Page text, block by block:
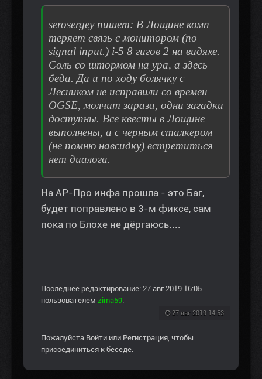
serosergey пишет: В Лощине комп
теряет связь с монитором (no
signal input.) i-5 8 гигов 2 на видяхе.
Соль со штормом на ура, а здесь
беда. Да и по ходу болячку с
Лесником не исправили со времен
OGSE, молчит зараза, одни загадки
доступны. Все квесты в Лощине
выполнены, а с черным сталкером
(не помню навсидку) встретиться
нет диалога.
На АР-Про инфа прошла - это Баг,
будет поправлено в 3-м фиксе, сам
пока по Блохе не дёргаюсь....
Последнее редактирование: 27 авг 2019 16:05
пользователем zima59.
27 авг 2019 14:53
Пожалуйста Войти или Регистрация, чтобы
присоединиться к беседе.